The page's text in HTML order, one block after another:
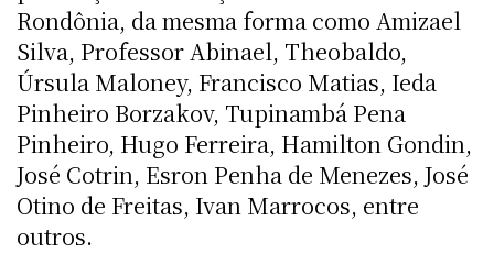
Rondônia, da mesma forma como Amizael
Silva, Professor Abinael, Theobaldo,
Úrsula Maloney, Francisco Matias, Ieda
Pinheiro Borzakov, Tupinambá Pena
Pinheiro, Hugo Ferreira, Hamilton Gondin,
José Cotrin, Esron Penha de Menezes, José
Otino de Freitas, Ivan Marrocos, entre
outros.